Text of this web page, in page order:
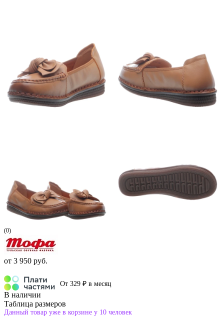
(0)
от 3 950 руб.
От 329 ₽ в месяц
В наличии
Таблица размеров
Данный товар уже в корзине у 10 человек